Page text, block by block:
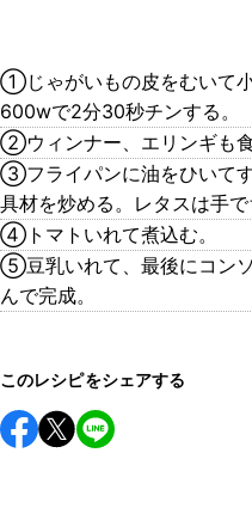
①じゃがいもの皮をむいて
600wで2分30秒チンする。
②ウィンナー、エリンギも食
③フライパンに油をひいてす
具材を炒める。レタスは手で
④トマトいれて煮込む。
⑤豆乳いれて、最後にコン
んで完成。
このレシピをシェアする